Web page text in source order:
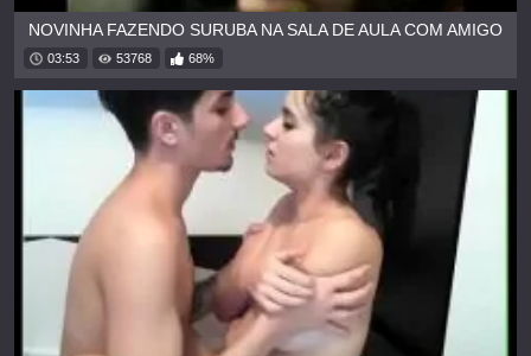
NOVINHA FAZENDO SURUBA NA SALA DE AULA COM AMIGO
03:53 53768 68%